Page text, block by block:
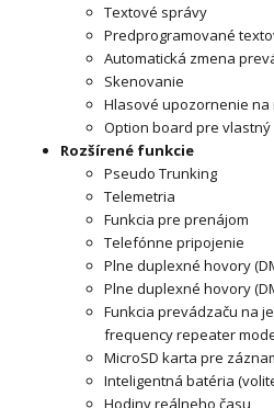
Textové správy
Predprogramované
Automatická zmena
Skenovanie
Hlasové upozornenie
Option board pre
Rozšírené funkcie
Pseudo Trunking
Telemetria
Funkcia pre prenájom
Telefónne pripojenie
Plne duplexné hovory
Plne duplexné hovory
Funkcia prevádzaču na
frequency repeater
MicroSD karta pre
Inteligentná batéria
Hodiny reálneho času